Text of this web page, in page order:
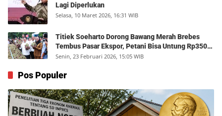
Lagi Diperlukan
Selasa, 10 Maret 2026, 16:31 WIB
Titiek Soeharto Dorong Bawang Merah Brebes
Tembus Pasar Ekspor, Petani Bisa Untung Rp350
Juta per Hektare
Senin, 23 Februari 2026, 15:05 WIB
Pos Populer